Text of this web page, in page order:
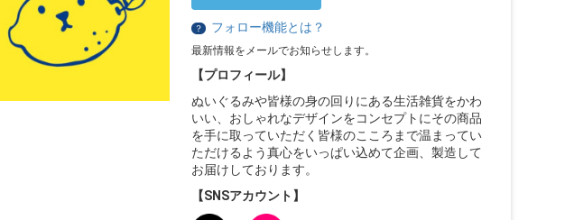
？ フォロー機能とは？
最新情報をメールでお知らせします。
【プロフィール】
ぬいぐるみや皆様の身の回りにある生活雑貨をかわ
いい、おしゃれなデザインをコンセプトにその商品
を手に取っていただく皆様のこころまで温まってい
ただけるよう真心をいっぱい込めて企画、製造して
お届けしております。
【SNSアカウント】